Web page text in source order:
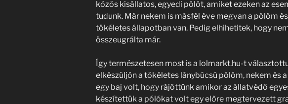
közös kisállatos, egyedi pólót, amiket ezeken az
tudunk. Már nekem is másfél éve megvan a pólóm
tökéletes állapotban van. Pedig elhihetitek, hogy
összeugrálta már.
Így természetesen most is a lolmarkt.hu-t
elkészüljön a tökéletes lánybúcsú pólóm, nekem és
egy baj volt, hogy rájöttünk amikor az állatvédő
készítettük a pólókat volt egy előre megtervezett